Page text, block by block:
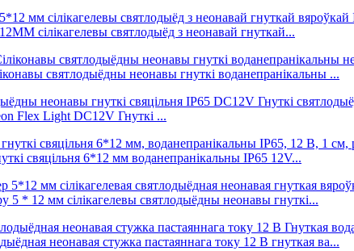
сілікагелевы святлодыёд з неонавай гнуткай...
святлодыёдны неонавы гнуткі воданепранікальны ...
Flex Light DC12V Гнуткі ...
свяцільня 6*12 мм воданепранікальны IP65 12V...
5 * 12 мм сілікагелевы святлодыёдны неонавы гнуткі...
неонавая стужка пастаяннага току 12 В гнуткая ва...